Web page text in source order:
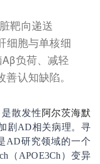
靶向递送
细胞与单核细
负荷、减轻
认知缺陷。
散发性 阿尔茨海默
剧AD相关病理。寻
AD研究领域的一个
（APOE3Ch）变异